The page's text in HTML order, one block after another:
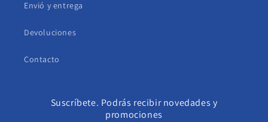
Envió y entrega
Devoluciones
Contacto
Suscríbete. Podrás recibir novedades y
promociones